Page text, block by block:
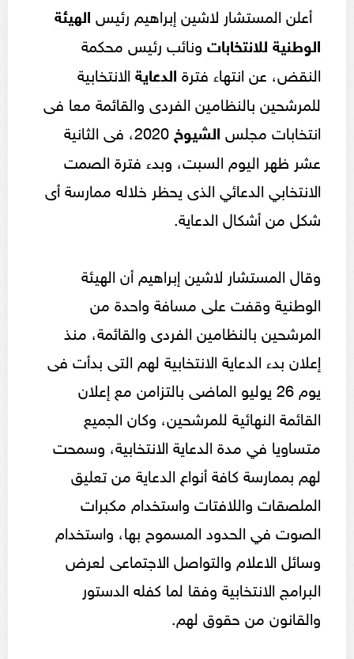
أعلن المستشار لاشين إبراهيم رئيس الهيئة
الوطنية للانتخابات ونائب رئيس محكمة
النقض، عن انتهاء فترة الدعاية الانتخابية
للمرشحين بالنظامين الفردى والقائمة معا فى
انتخابات مجلس الشيوخ
2020، فى الثانية
عشر ظهر اليوم السبت، وبدء فترة الصمت
الانتخابي الدعائي الذى يحظر خلاله ممارسة أى
شكل من أشكال الدعاية.
وقال المستشار لاشين إبراهيم أن الهيئة
الوطنية وقفت على مسافة واحدة من
المرشحين بالنظامين الفردى والقائمة، منذ
إعلان بدء الدعاية الانتخابية لهم التى بدأت فى
يوم 26 يوليو الماضى بالتزامن مع إعلان
القائمة النهائية للمرشحين، وكان الجميع
متساويا في مدة الدعاية الانتخابية، وسمحت
لهم بممارسة كافة أنواع الدعاية من تعليق
الملصقات واللافتات واستخدام مكبرات
الصوت في الحدود المسموح بها، واستخدام
وسائل الاعلام والتواصل الاجتماعى لعرض
البرامج الانتخابية وفقا لما كفله الدستور
والقانون من حقوق لهم.